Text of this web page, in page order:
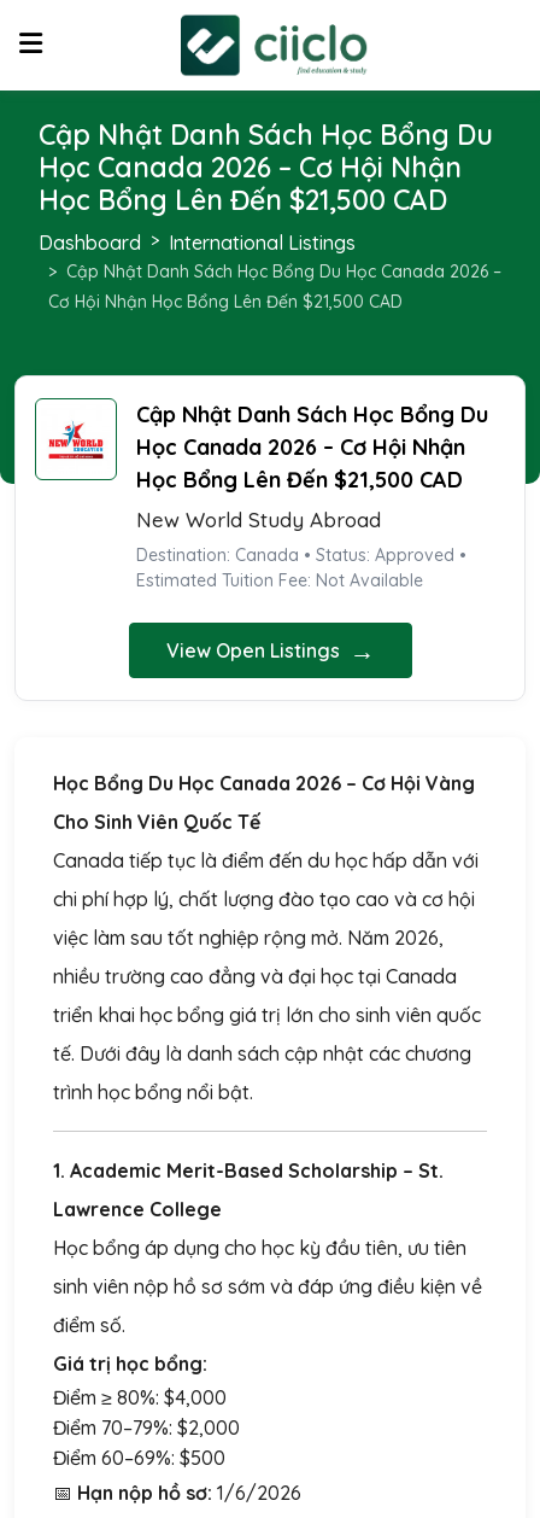
Cập Nhật Danh Sách Học Bổng Du
Học Canada 2026 – Cơ Hội Nhận
Học Bổng Lên Đến $21,500 CAD
Dashboard International Listings
Cập Nhật Danh Sách Học Bổng Du Học Canada 2026 –
Cơ Hội Nhận Học Bổng Lên Đến $21,500 CAD
Cập Nhật Danh Sách Học Bổng Du
Học Canada 2026 – Cơ Hội Nhận
Học Bổng Lên Đến $21,500 CAD
New World Study Abroad
Destination: Canada • Status: Approved •
Estimated Tuition Fee: Not Available
View Open Listings →
Học Bổng Du Học Canada 2026 – Cơ Hội Vàng
Cho Sinh Viên Quốc Tế
Canada tiếp tục là điểm đến du học hấp dẫn với
chi phí hợp lý, chất lượng đào tạo cao và cơ hội
việc làm sau tốt nghiệp rộng mở. Năm 2026,
nhiều trường cao đẳng và đại học tại Canada
triển khai học bổng giá trị lớn cho sinh viên quốc
tế. Dưới đây là danh sách cập nhật các chương
trình học bổng nổi bật.
1. Academic Merit-Based Scholarship – St.
Lawrence College
Học bổng áp dụng cho học kỳ đầu tiên, ưu tiên
sinh viên nộp hồ sơ sớm và đáp ứng điều kiện về
điểm số.
Giá trị học bổng:
Điểm ≥ 80%: $4,000
Điểm 70–79%: $2,000
Điểm 60–69%: $500
📅 Hạn nộp hồ sơ: 1/6/2026